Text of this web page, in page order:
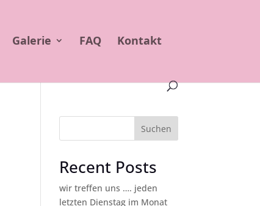
Galerie FAQ Kontakt
Suchen
Recent Posts
wir treffen uns …. jeden
letzten Dienstag im Monat